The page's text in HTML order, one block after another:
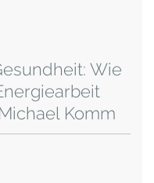
Wie
Komm